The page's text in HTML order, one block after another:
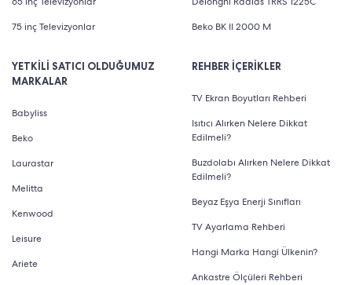
75 inç Televizyonlar
YETKİLİ SATICI OLDUĞUMUZ
MARKALAR
Babyliss
Beko
Laurastar
Melitta
Kenwood
Leisure
Ariete
Beko BK II 2000 M
REHBER İÇERİKLER
TV Ekran Boyutları Rehberi
Isıtıcı Alırken Nelere Dikkat
Edilmeli?
Buzdolabı Alırken Nelere Dikkat
Edilmeli?
Beyaz Eşya Enerji Sınıfları
TV Ayarlama Rehberi
Hangi Marka Hangi Ülkenin?
Ankastre Ölçüleri Rehberi